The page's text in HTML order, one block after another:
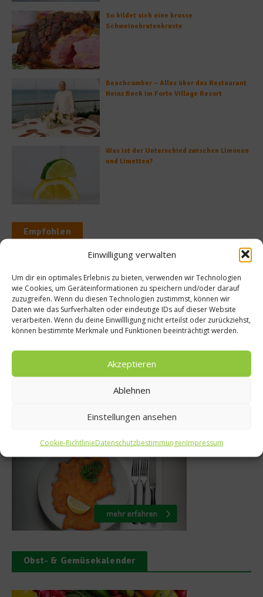
Einwilligung verwalten
Um dir ein optimales Erlebnis zu bieten, verwenden wir Technologien
wie Cookies, um Geräteinformationen zu speichern und/oder darauf
zuzugreifen. Wenn du diesen Technologien zustimmst, können wir
Daten wie das Surfverhalten oder eindeutige IDs auf dieser Website
verarbeiten. Wenn du deine Einwillligung nicht erteilst oder zurückziehst,
können bestimmte Merkmale und Funktionen beeinträchtigt werden.
Akzeptieren
Ablehnen
Einstellungen ansehen
Cookie-RichtlinieDatenschutzbestimmungenImpressum
So bildet sich eine krosse
Schweinebratenkruste
Beachcomber – Alles über das Restaurant
Heinz Beck im Forte Village Resort
Was ist der Unterschied zwischen Limonen
und Limetten?
Empfohlen
gründet
Forum
2013
Spiegeleier auf
mit
19. Januar
Was isst Deutschland
Obst- & Gemüsekalender